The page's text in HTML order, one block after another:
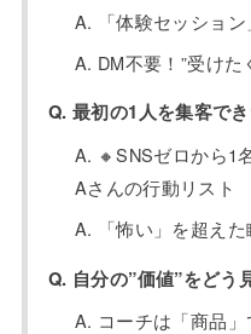
A. 「体験セッショ
A. DM不要！”受け
Q. 最初の1人を集客で
A. 🔸SNSゼロから1
Aさんの行動リスト
A. 「怖い」を超え
Q. 自分の”価値”をどう
A. コーチは「商品